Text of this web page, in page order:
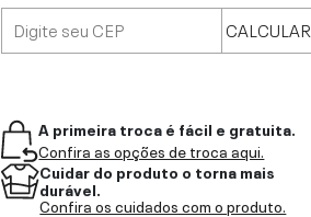
CALCULAR
A primeira troca é fácil e gratuita.
Confira as opções de troca aqui.
Cuidar do produto o torna mais
durável.
Confira os cuidados com o produto.